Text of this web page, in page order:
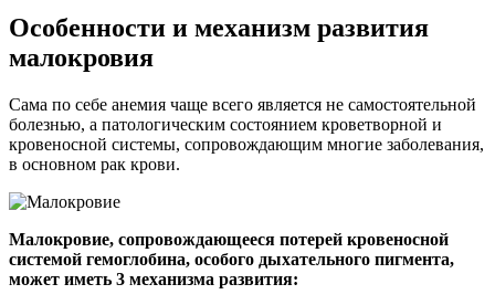
Особенности и механизм развития
малокровия
Сама по себе анемия чаще всего является не самостоятельной
болезнью, а патологическим состоянием кроветворной и
кровеносной системы, сопровождающим многие заболевания,
в основном рак крови.
Малокровие, сопровождающееся потерей кровеносной
системой гемоглобина, особого дыхательного пигмента,
может иметь 3 механизма развития: